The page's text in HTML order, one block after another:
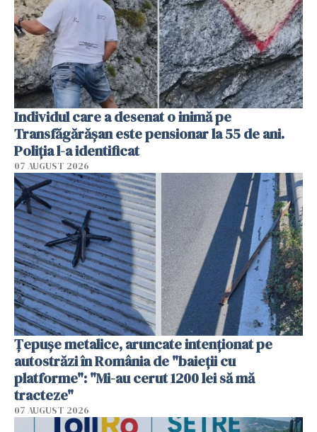
Individul care a desenat o inimă pe
Transfăgărășan este pensionar la 55 de ani.
Poliția l-a identificat
07 AUGUST 2026
Țepușe metalice, aruncate intenționat pe
autostrăzi în România de "baieții cu
platforme": "Mi-au cerut 1200 lei să mă
tracteze"
07 AUGUST 2026